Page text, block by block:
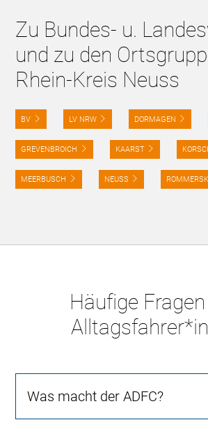
Zu Bundes- u.
und zu den
Rhein-Kreis Neuss
BV LV NRW DORMAGEN
GREVENBROICH KAARST
MEERBUSCH NEUSS
Häufige
Was macht der ADFC?